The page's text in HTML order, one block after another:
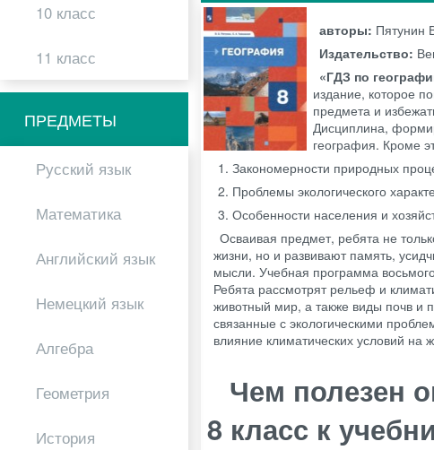
10 класс
11 класс
ПРЕДМЕТЫ
Русский язык
Математика
Английский язык
Немецкий язык
Алгебра
Геометрия
История
авторы: Пятунин
Издательство:
«ГДЗ по
издание, которое
предмета и
Дисциплина,
география. Кроме
Закономерности природных
Проблемы экологического
Особенности населения и
Осваивая предмет, ребята не
жизни, но и развивают память,
мысли. Учебная программа
Ребята рассмотрят рельеф и
животный мир, а также виды почв и
связанные с экологическими
влияние климатических условий на
Чем полезен
8 класс к